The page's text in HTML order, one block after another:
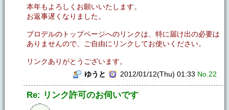
本年もよろしくお願いいたします。
お返事遅くなりました。
プロデルのトップページへのリンクは、特に届け出の必要は
ありませんので、ご自由にリンクしてお使いください。
リンクありがとうございます。
ゆうと
2012/01/12(Thu) 01:33 No.22
Re: リンク許可のお伺いです